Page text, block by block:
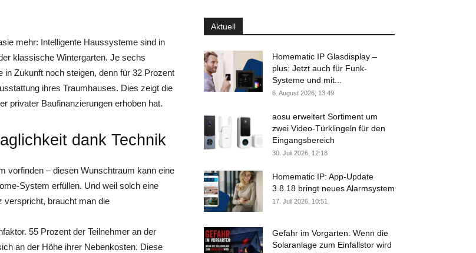
mehr: Intelligente Haussysteme sind in
klassische Wintergarten. Je sechs
Zukunft noch steigen, denn für 32 Prozent
ihres Traumhauses. Dies zeigt die
privater Baufinanzierungen erhoben hat.
dank Technik
vorfinden – diesen Wunschtraum kann eine
System erfüllen. Und weil solch eine
verspricht, braucht man die
55 Prozent der Teilnehmer an der
an der Höhe ihrer Nebenkosten. Diese
Aktuell
Homematic IP Glasdisplay –
plus: Jetzt auch für Funk-
Systeme und mit...
6. August 2026, 13:49
aosu erweitert Sortiment um
zwei Video-Türklingeln für den
Eingangsbereich
30. Juli 2026, 12:18
Homematic IP: App-Update
3.8.18 bringt neues Alarmsystem
17. Juli 2026, 10:51
Gefahr im Vorgarten: Wenn die
Solaranlage zum Einfallstor wird